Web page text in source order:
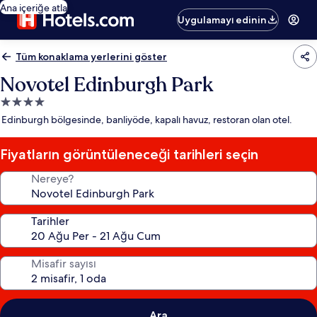
Ana içeriğe atla
Uygulamayı edinin
Tüm konaklama yerlerini göster
Novotel Edinburgh Park
4.0
yıldızlı
yeri
Edinburgh bölgesinde, banliyöde, kapalı havuz, restoran olan otel.
Fiyatların görüntüleneceği tarihleri seçin
Nereye?
Tarihler
Misafir sayısı